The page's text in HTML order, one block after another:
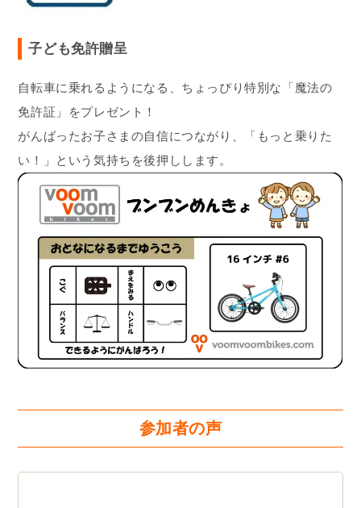
子ども免許贈呈
自転車に乗れるようになる、ちょっぴり特別な「魔法の
免許証」をプレゼント！
がんばったお子さまの自信につながり、「もっと乗りた
い！」という気持ちを後押しします。
参加者の声